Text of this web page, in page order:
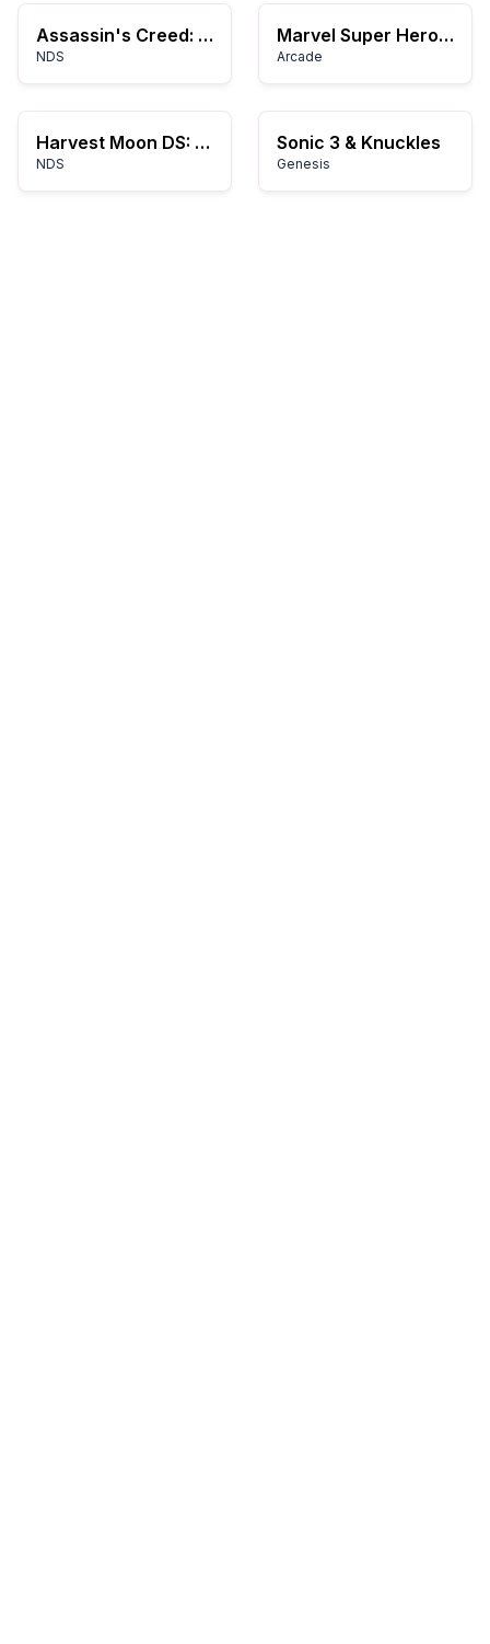
Assassin's Creed: Altair's Chronicles
NDS
Marvel Super Heroes vs. Street Fighter
Arcade
Harvest Moon DS: Grand Bazaar
NDS
Sonic 3 & Knuckles
Genesis